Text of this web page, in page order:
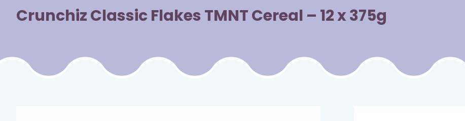
Crunchiz Classic Flakes TMNT Cereal – 12 x 375g